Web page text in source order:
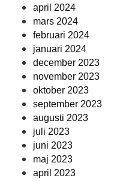
april 2024
mars 2024
februari 2024
januari 2024
december 2023
november 2023
oktober 2023
september 2023
augusti 2023
juli 2023
juni 2023
maj 2023
april 2023